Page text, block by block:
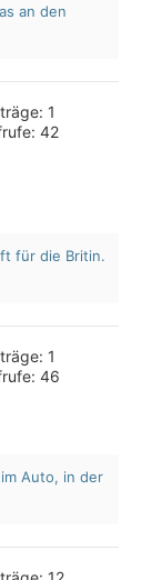
an den
1
42
für die Britin.
1
46
Auto, in der